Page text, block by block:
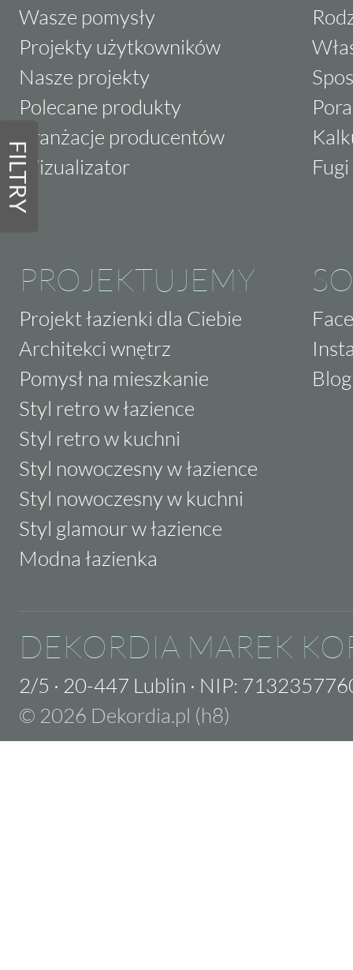
FILTRY
Wasze pomysły
Projekty użytkowników
Nasze projekty
Polecane produkty
Aranżacje producentów
Wizualizator
PROJEKTUJEMY
Projekt łazienki dla Ciebie
Architekci wnętrz
Pomysł na mieszkanie
Styl retro w łazience
Styl retro w kuchni
Styl nowoczesny w łazience
Styl nowoczesny w kuchni
Styl glamour w łazience
Modna łazienka
Blog
DEKORDIA MAREK
2/5 · 20-447 Lublin · NIP:
© 2026 Dekordia.pl (h8)